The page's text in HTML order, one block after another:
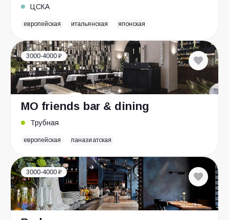
ЦСКА
европейская итальянская японская
3000-4000 ₽
MO friends bar & dining
Трубная
европейская паназиатская
3000-4000 ₽